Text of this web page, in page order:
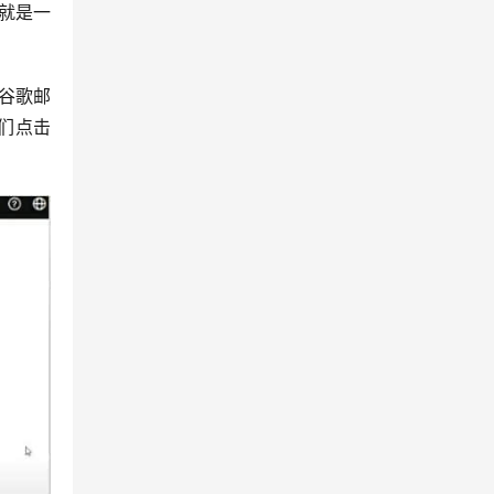
是一
歌邮
点击